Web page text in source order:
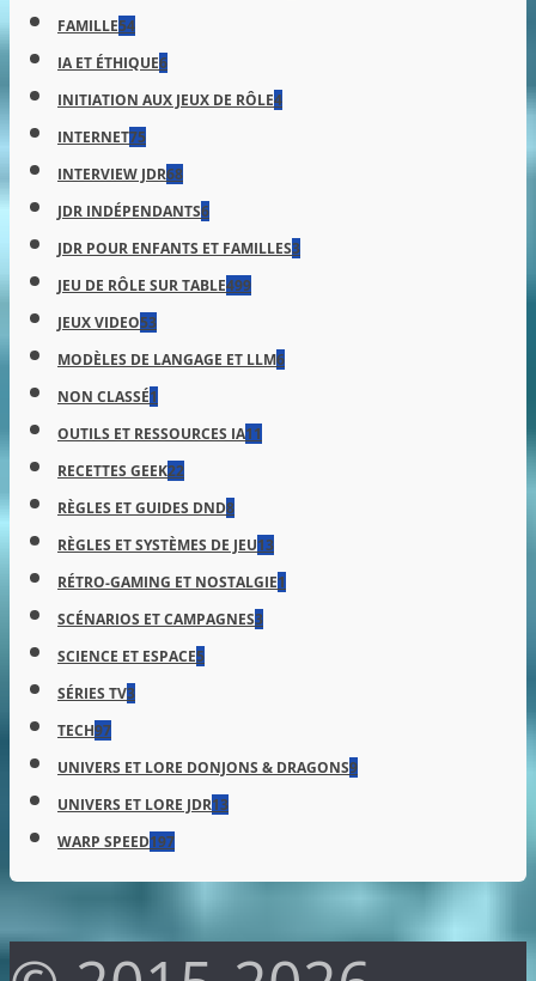
FAMILLE54
IA ET ÉTHIQUE6
INITIATION AUX JEUX DE RÔLE4
INTERNET75
INTERVIEW JDR68
JDR INDÉPENDANTS6
JDR POUR ENFANTS ET FAMILLES3
JEU DE RÔLE SUR TABLE499
JEUX VIDEO53
MODÈLES DE LANGAGE ET LLM6
NON CLASSÉ1
OUTILS ET RESSOURCES IA11
RECETTES GEEK22
RÈGLES ET GUIDES DND8
RÈGLES ET SYSTÈMES DE JEU13
RÉTRO-GAMING ET NOSTALGIE1
SCÉNARIOS ET CAMPAGNES3
SCIENCE ET ESPACE5
SÉRIES TV3
TECH97
UNIVERS ET LORE DONJONS & DRAGONS9
UNIVERS ET LORE JDR13
WARP SPEED197